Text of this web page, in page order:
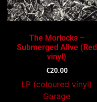
The Morlocks –
Submerged Alive (Red
vinyl)
€20.00
LP (coloured vinyl)
Garage